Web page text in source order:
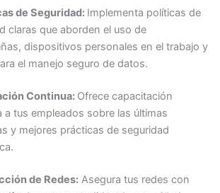
de Seguridad: Implementa políticas de
claras que aborden el uso de
dispositivos personales en el trabajo y
el manejo seguro de datos.
Continua: Ofrece capacitación
a tus empleados sobre las últimas
y mejores prácticas de seguridad
de Redes: Asegura tus redes con